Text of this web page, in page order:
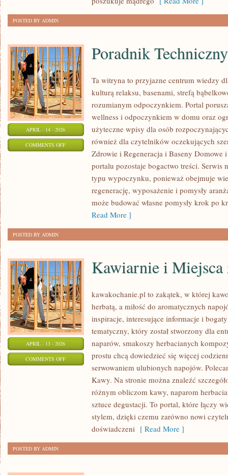
POSTED BY ADMIN
APRIL - 14 - 2026
COMMENTS OFFON
TECHNICZNY
Poradnik Techniczny
Ta witryna to przyjazne centrum wiedzy
kulturą relaksu, basenami, strefą
rozumianym odpoczynkiem. Portal
wellness i odpoczynkiem w domu oraz
użyteczne wpisy dla osób
również dla czytelników oczekujących
Zdrowie i Regeneracja i Baseny Domowe
portalu pozostaje bogactwo treści. Serwis
typu wypoczynku, ponieważ obejmuje
regenerację, wyposażenie i pomysły
może budować własne pomysły krok po
Read More ]
POSTED BY ADMIN
APRIL - 13 - 2026
COMMENTS OFFON
KAWIARNIE
Kawiarnie i
kawakochanie.pl to zakątek, w której
herbatą, a miłość do aromatycznych
inspiracje, interesujące informacje i
tematyczny, który został stworzony dla
naparów, smakoszy herbacianych
prostu chcą dowiedzieć się więcej
serwowaniem ulubionych napojów.
Kawy. Na stronie można znaleźć
różnym obliczom kawy, naparom
sztuce degustacji. To portal, które łączy
stylem, dzięki czemu zarówno nowi
doświadczeni [ Read More ]
POSTED BY ADMIN